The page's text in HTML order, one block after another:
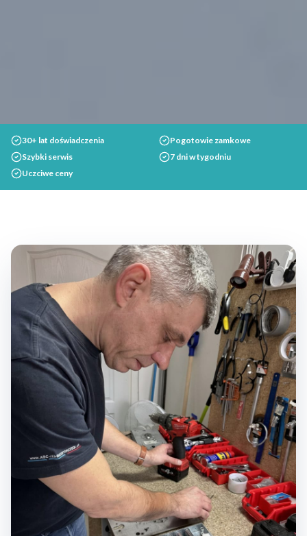
30+ lat doświadczenia
Pogotowie zamkowe
Szybki serwis
7 dni w tygodniu
Uczciwe ceny